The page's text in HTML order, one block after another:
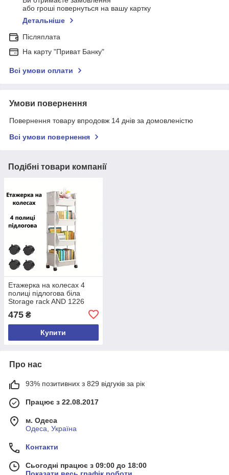
або гроші повернуться на вашу картку
Детальніше
Післяплата
На карту "Приват Банку"
Всі умови оплати
Умови повернення
Повернення товару впродовж 14 днів за домовленістю
Всі умови повернення
Подібні товари компанії
Етажерка на колесах 4
полиці підлогова біла
Storage rack AND 1226
475 ₴
Купити
Про нас
93% позитивних з 829 відгуків за рік
Працює з 22.08.2017
м. Одеса
Одеса, Україна
Контакти
Сьогодні працює з 09:00 до 18:00